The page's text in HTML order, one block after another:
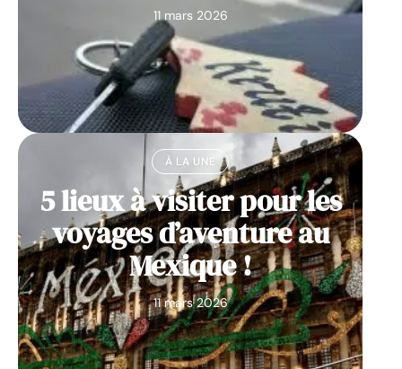
11 mars 2026
À LA UNE
5 lieux à visiter pour les
voyages d’aventure au
Mexique !
11 mars 2026